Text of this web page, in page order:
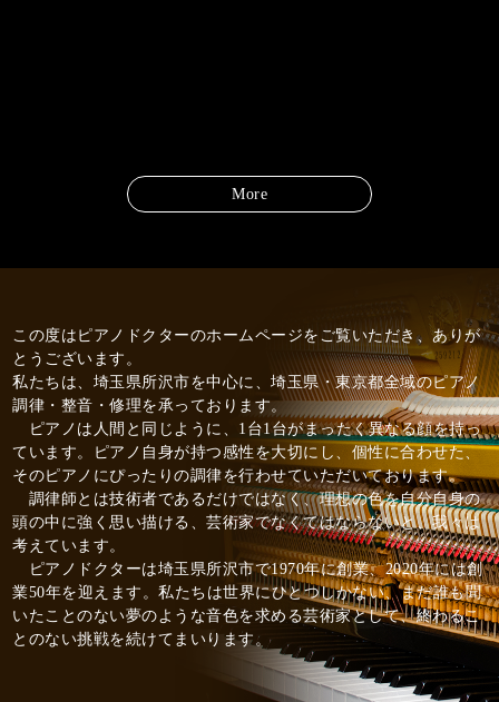
More
この度はピアノドクターのホームページをご覧いただき、ありが
とうございます。
私たちは、埼玉県所沢市を中心に、埼玉県・東京都全域のピアノ
調律・整音・修理を承っております。
ピアノは人間と同じように、1台1台がまったく異なる顔を持っ
ています。ピアノ自身が持つ感性を大切にし、個性に合わせた、
そのピアノにぴったりの調律を行わせていただいております。
調律師とは技術者であるだけではなく、理想の色を自分自身の
頭の中に強く思い描ける、芸術家でなくてはならないと、我々は
考えています。
ピアノドクターは埼玉県所沢市で1970年に創業、2020年には創
業50年を迎えます。私たちは世界にひとつしかない、まだ誰も聞
いたことのない夢のような音色を求める芸術家として、終わるこ
とのない挑戦を続けてまいります。